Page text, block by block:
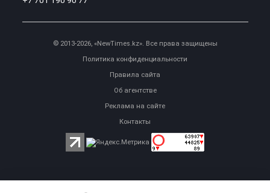
© 2013-2026, «NewTimes.kz». Все права защищены
Политика конфиденциальности
Правила сайта
Об агентстве
Реклама на сайте
Контакты